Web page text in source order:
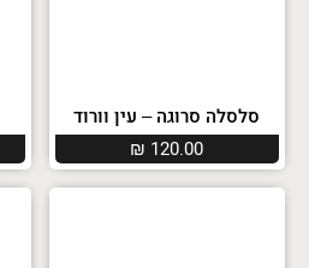
סלסלה סרוגה – עין וורוד
₪ 120.00